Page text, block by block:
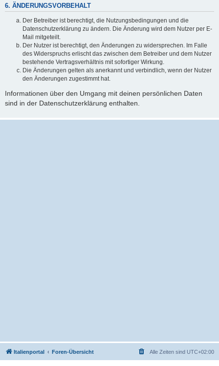
6. ÄNDERUNGSVORBEHALT
Der Betreiber ist berechtigt, die Nutzungsbedingungen und die
Datenschutzerklärung zu ändern. Die Änderung wird dem Nutzer per E-
Mail mitgeteilt.
Der Nutzer ist berechtigt, den Änderungen zu widersprechen. Im Falle
des Widerspruchs erlischt das zwischen dem Betreiber und dem Nutzer
bestehende Vertragsverhältnis mit sofortiger Wirkung.
Die Änderungen gelten als anerkannt und verbindlich, wenn der Nutzer
den Änderungen zugestimmt hat.
Informationen über den Umgang mit deinen persönlichen Daten
sind in der Datenschutzerklärung enthalten.
Italienportal Foren-Übersicht Alle Zeiten sind UTC+02:00